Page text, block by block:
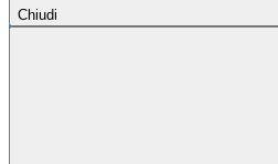
Chiudi